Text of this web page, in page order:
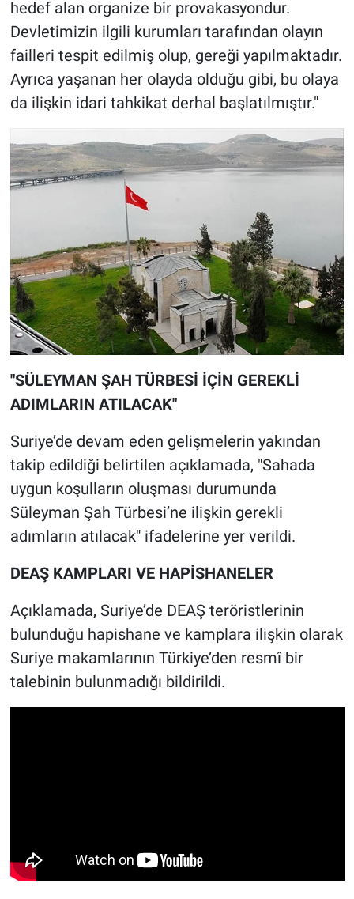
hedef alan organize bir provakasyondur.
Devletimizin ilgili kurumları tarafından olayın
failleri tespit edilmiş olup, gereği yapılmaktadır.
Ayrıca yaşanan her olayda olduğu gibi, bu olaya
da ilişkin idari tahkikat derhal başlatılmıştır."
"SÜLEYMAN ŞAH TÜRBESİ İÇİN GEREKLİ
ADIMLARIN ATILACAK"
Suriye’de devam eden gelişmelerin yakından
takip edildiği belirtilen açıklamada, "Sahada
uygun koşulların oluşması durumunda
Süleyman Şah Türbesi’ne ilişkin gerekli
adımların atılacak" ifadelerine yer verildi.
DEAŞ KAMPLARI VE HAPİSHANELER
Açıklamada, Suriye’de DEAŞ teröristlerinin
bulunduğu hapishane ve kamplara ilişkin olarak
Suriye makamlarının Türkiye’den resmî bir
talebinin bulunmadığı bildirildi.